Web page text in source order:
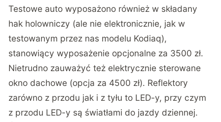
Testowe auto wyposażono również w składany
hak holowniczy (ale nie elektronicznie, jak w
testowanym przez nas modelu Kodiaq),
stanowiący wyposażenie opcjonalne za 3500 zł.
Nietrudno zauważyć też elektrycznie sterowane
okno dachowe (opcja za 4500 zł). Reflektory
zarówno z przodu jak i z tyłu to LED-y, przy czym
z przodu LED-y są światłami do jazdy dziennej.